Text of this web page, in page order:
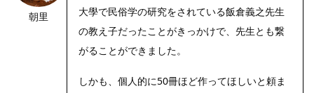
朝里
大學で民俗学の研究をされている飯倉義之先生
の教え子だったことがきっかけで、先生とも繋
がることができました。
しかも、個人的に50冊ほど作ってほしいと頼ま